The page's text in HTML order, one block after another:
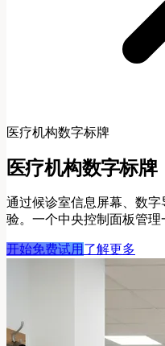
医疗机构数字标牌
医疗机构数字标牌
通过候诊室信息屏幕、数
验。一个中央控制面板管理
开始免费试用 了解更多